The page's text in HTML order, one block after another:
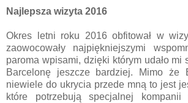
Najlepsza wizyta 2016
Okres letni roku 2016 obfitował w
zaowocowały najpiękniejszymi
paroma wpisami, dzięki którym udało mi
Barcelonę jeszcze bardziej. Mimo że
niewiele do ukrycia przede mną to jest
które potrzebują specjalnej kompanii